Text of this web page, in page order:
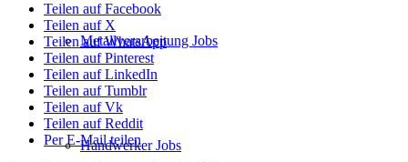
Metallverarbeitung Jobs
Handwerker Jobs
Teilen auf Facebook
Teilen auf X
Teilen auf WhatsApp
Teilen auf Pinterest
Teilen auf LinkedIn
Teilen auf Tumblr
Teilen auf Vk
Teilen auf Reddit
Per E-Mail teilen